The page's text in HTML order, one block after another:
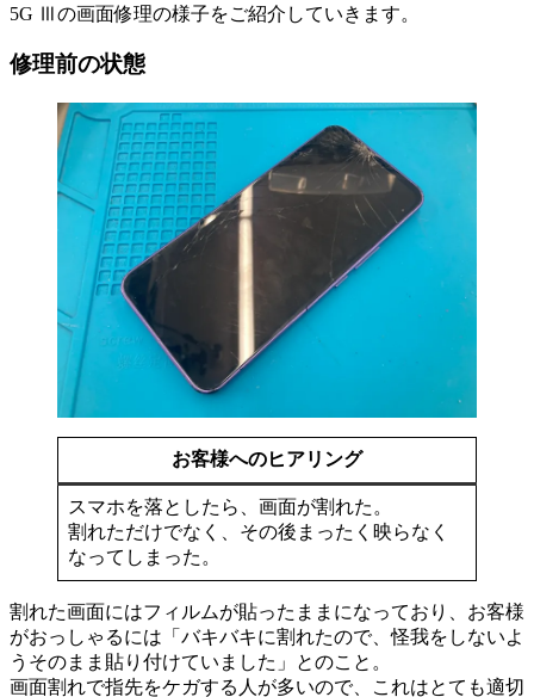
5G Ⅲの画面修理の様子をご紹介していきます。
修理前の状態
お客様へのヒアリング
スマホを落としたら、画面が割れた。
割れただけでなく、その後まったく映らなく
なってしまった。
割れた画面にはフィルムが貼ったままになっており、お客様
がおっしゃるには「バキバキに割れたので、怪我をしないよ
うそのまま貼り付けていました」とのこと。
画面割れで指先をケガする人が多いので、これはとても適切